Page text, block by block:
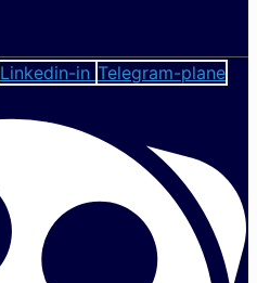
های هندسی
دلخواه در
دستی
Linkedin-in Telegram-plane